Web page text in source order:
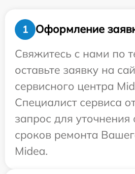
1
Оформление
Свяжитесь с нами по
оставьте заявку на
сервисного центра
Специалист сервиса
запрос для уточнения
сроков ремонта
Midea.